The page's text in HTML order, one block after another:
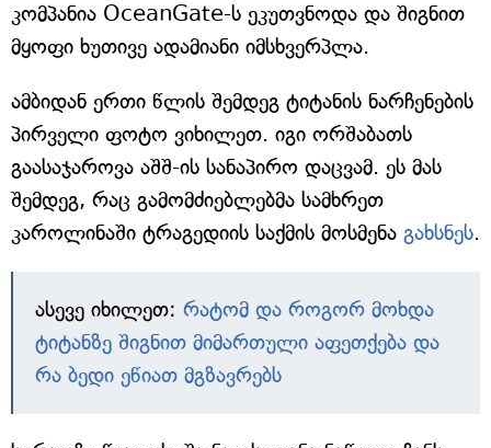
კომპანია OceanGate-ს ეკუთვნოდა და შიგნით
მყოფი ხუთივე ადამიანი იმსხვერპლა.
ამბიდან ერთი წლის შემდეგ ტიტანის ნარჩენების
პირველი ფოტო ვიხილეთ. იგი ორშაბათს
გაასაჯაროვა აშშ-ის სანაპირო დაცვამ. ეს მას
შემდეგ, რაც გამომძიებლებმა სამხრეთ
კაროლინაში ტრაგედიის საქმის მოსმენა გახსნეს.
ასევე იხილეთ: რატომ და როგორ მოხდა
ტიტანზე შიგნით მიმართული აფეთქება და
რა ბედი ეწიათ მგზავრებს